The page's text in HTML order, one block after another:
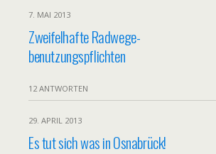
7. MAI 2013
Zweifelhafte Radwege-
benutzungspflichten
12 ANTWORTEN
29. APRIL 2013
Es tut sich was in Osnabrück!